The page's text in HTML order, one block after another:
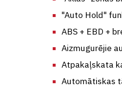
"Auto Hold"
ABS + EBD +
Aizmugurējie
Atpakaļskata
Automātiskas